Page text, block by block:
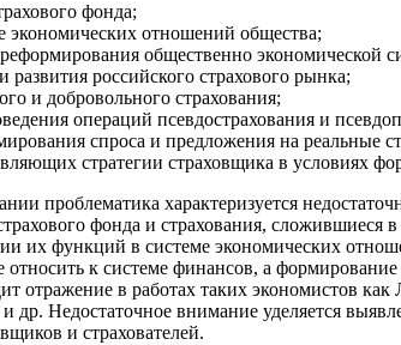
фонда;
экономических отношений общества;
общественно экономической
российского страхового рынка;
и добровольного страхования;
операций псевдострахования и
спроса и предложения на реальные
стратегии страховщика в условиях
проблематика характеризуется
фонда и страхования,
их функций в системе экономических
к системе финансов, а
отражение в работах таких
Недостаточное внимание уделяется
и страхователей.